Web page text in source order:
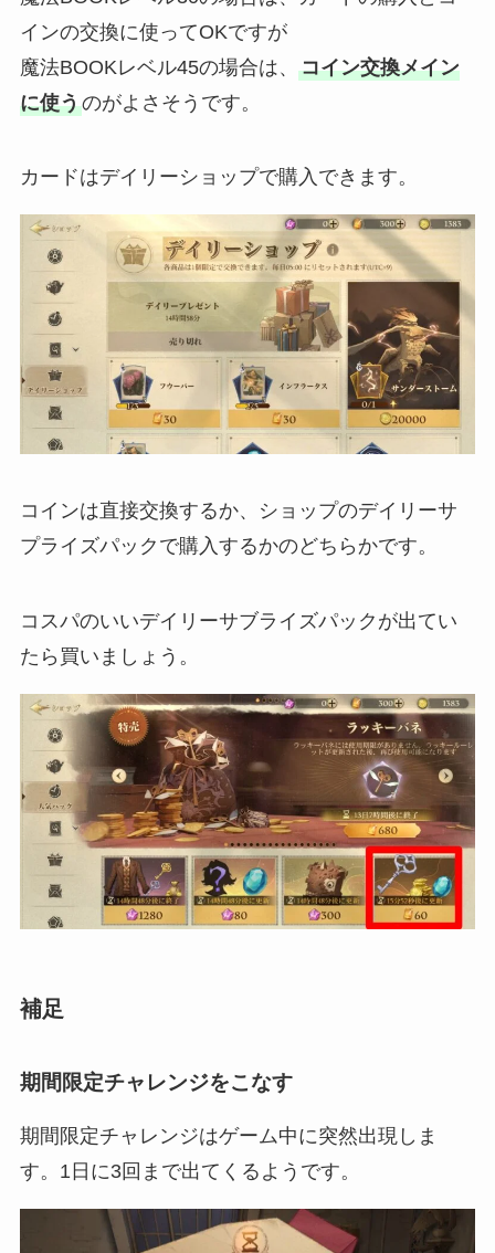
インの交換に使ってOKですが
魔法BOOKレベル45の場合は、 コイン交換メイン
に使うのがよさそうです。
カードはデイリーショップで購入できます。
コインは直接交換するか、ショップのデイリーサ
プライズパックで購入するかのどちらかです。
コスパのいいデイリーサブライズパックが出てい
たら買いましょう。
補足
期間限定チャレンジをこなす
期間限定チャレンジはゲーム中に突然出現しま
す。1日に3回まで出てくるようです。